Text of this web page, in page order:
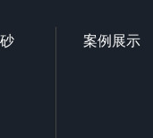
案例展示